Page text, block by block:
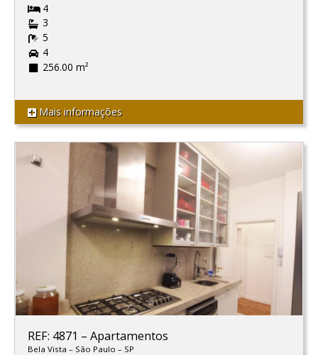
4
3
5
4
256.00 m²
Mais informações
REF: 4871 – Apartamentos
Bela Vista – São Paulo – SP